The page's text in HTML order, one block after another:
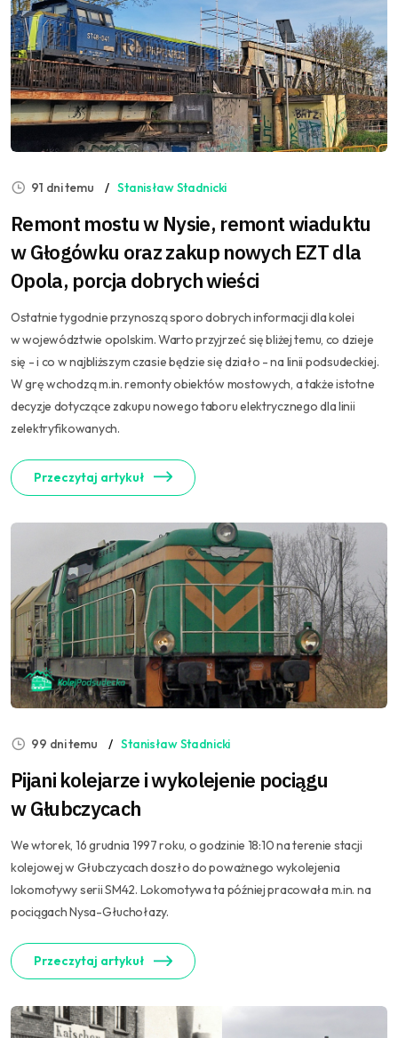
91 dni temu Stanisław Stadnicki
Remont mostu w Nysie, remont wiaduktu
w Głogówku oraz zakup nowych EZT dla
Opola, porcja dobrych wieści
Ostatnie tygodnie przynoszą sporo dobrych informacji dla kolei
w województwie opolskim. Warto przyjrzeć się bliżej temu, co dzieje
się - i co w najbliższym czasie będzie się działo - na linii podsudeckiej.
W grę wchodzą m.in. remonty obiektów mostowych, a także istotne
decyzje dotyczące zakupu nowego taboru elektrycznego dla linii
zelektryfikowanych.
Przeczytaj artykuł
99 dni temu Stanisław Stadnicki
Pijani kolejarze i wykolejenie pociągu
w Głubczycach
We wtorek, 16 grudnia 1997 roku, o godzinie 18:10 na terenie stacji
kolejowej w Głubczycach doszło do poważnego wykolejenia
lokomotywy serii SM42. Lokomotywa ta później pracowała m.in. na
pociągach Nysa-Głuchołazy.
Przeczytaj artykuł